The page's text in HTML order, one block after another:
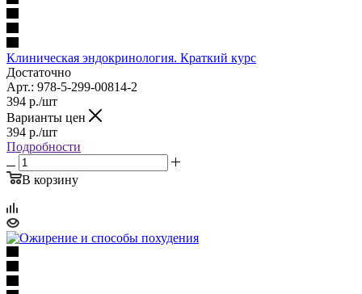
Клиническая эндокринология. Краткий курс
Достаточно
Арт.: 978-5-299-00814-2
394 р./шт
Варианты цен
394 р./шт
Подробности
В корзину